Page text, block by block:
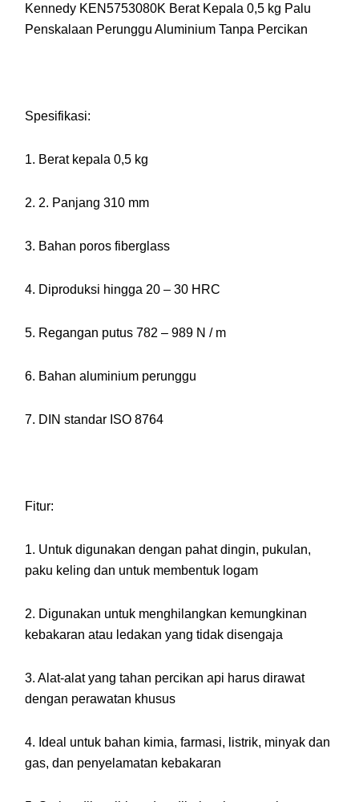
Kennedy KEN5753080K Berat Kepala 0,5 kg Palu
Penskalaan Perunggu Aluminium Tanpa Percikan
Spesifikasi:
1. Berat kepala 0,5 kg
2. 2. Panjang 310 mm
3. Bahan poros fiberglass
4. Diproduksi hingga 20 – 30 HRC
5. Regangan putus 782 – 989 N / m
6. Bahan aluminium perunggu
7. DIN standar ISO 8764
Fitur:
1. Untuk digunakan dengan pahat dingin, pukulan,
paku keling dan untuk membentuk logam
2. Digunakan untuk menghilangkan kemungkinan
kebakaran atau ledakan yang tidak disengaja
3. Alat-alat yang tahan percikan api harus dirawat
dengan perawatan khusus
4. Ideal untuk bahan kimia, farmasi, listrik, minyak dan
gas, dan penyelamatan kebakaran